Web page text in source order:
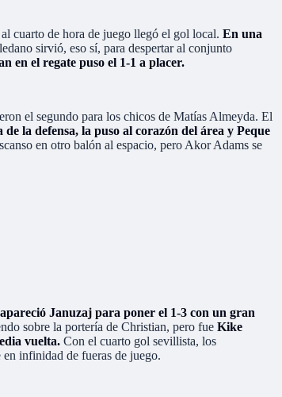
cuarto de hora de juego llegó el gol local. En una
sirvió, eso sí, para despertar al conjunto
en el regate puso el 1-1 a placer.
el segundo para los chicos de Matías Almeyda. El
la defensa, la puso al corazón del área y Peque
en otro balón al espacio, pero Akor Adams se
Januzaj para poner el 1-3 con un gran
sobre la portería de Christian, pero fue Kike
vuelta. Con el cuarto gol sevillista, los
infinidad de fueras de juego.